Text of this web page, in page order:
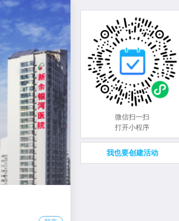
微信扫一扫
打开小程序
我也要创建活动